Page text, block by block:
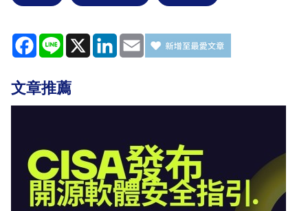
Facebook
Line X LinkedIn
Email
文章推薦